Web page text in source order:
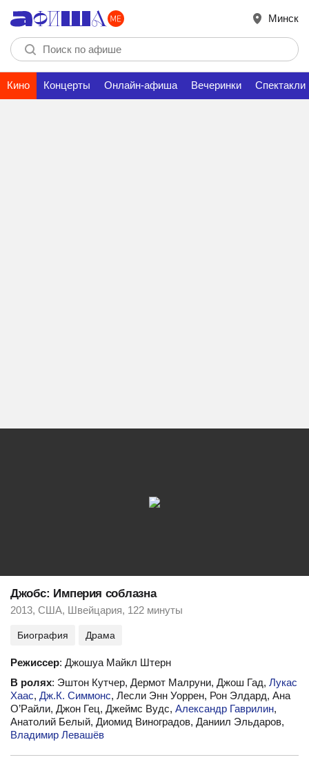
Минск
Кино Концерты Онлайн-афиша Вечеринки Спектакли
Джобс: Империя соблазна
2013, США, Швейцария, 122 минуты
Биография Драма
Режиссер: Джошуа Майкл Штерн
В ролях: Эштон Кутчер, Дермот Малруни, Джош Гад, Лукас
Хаас, Дж.К. Симмонс, Лесли Энн Уоррен, Рон Элдард, Ана
О’Райли, Джон Гец, Джеймс Вудс, Александр Гаврилин,
Анатолий Белый, Диомид Виноградов, Даниил Эльдаров,
Владимир Левашёв